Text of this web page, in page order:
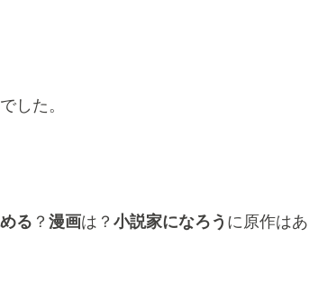
した。
る ？ 漫画は？ 小説家になろう に原作はあ